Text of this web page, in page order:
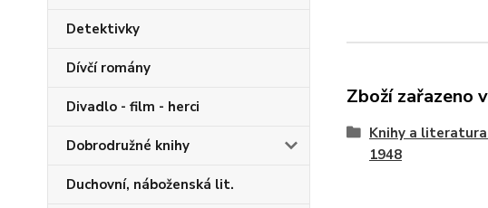
Detektivky
Dívčí romány
Divadlo - film - herci
Dobrodružné knihy
Duchovní, náboženská lit.
Zboží zařazeno
Knihy a
1948